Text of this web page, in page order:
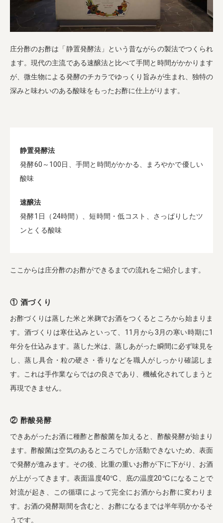
庄分酢のお酢は「静置発酵法」という昔ながらの製法でつくられ
ます。現代の主流である速醸法と比べて手間と時間がかかります
が、微生物による発酵のチカラでゆっくり旨みが生まれ、独特の
深みと味わいのある酸味をもったお酢に仕上がります。
静置発酵法
発酵60～100日、手間と時間がかかる、まろやかで優しい
酸味
速醸法
発酵1日（24時間）、短時間・低コスト、さっぱりしたツ
ンとくる酸味
ここからは庄分酢のお酢ができるまでの流れをご紹介します。
① 酒づくり
お酢づくりは蒸した米と米麹でお酒をつくるところから始まりま
す。酒づくりは寒仕込みといって、11月から3月の寒い時期に1
年分を仕込みます。蒸した米は、蒸しあがった瞬間に必ず味見を
し、蒸し具合・粒の硬さ・香りなどを職人がしっかり確認しま
す。これは手作業ならではの良さであり、機械化されてしまうと
再現できません。
② 酢酸発酵
できあがったお酒に種酢と酢酸菌を加えると、酢酸発酵が始まり
ます。酢酸菌は空気のあるところでしか活動できないため、表面
で発酵が進みます。その後、比重の重いお酢が下に下がり、お酒
が上がってきます。表面温度40℃、底の温度20℃になることで
対流が起き、この循環によって完全にお酒からお酢に変わりま
す。お酒の発酵期間を含むと、お酢になるまでは半年弱かかるそ
うです。